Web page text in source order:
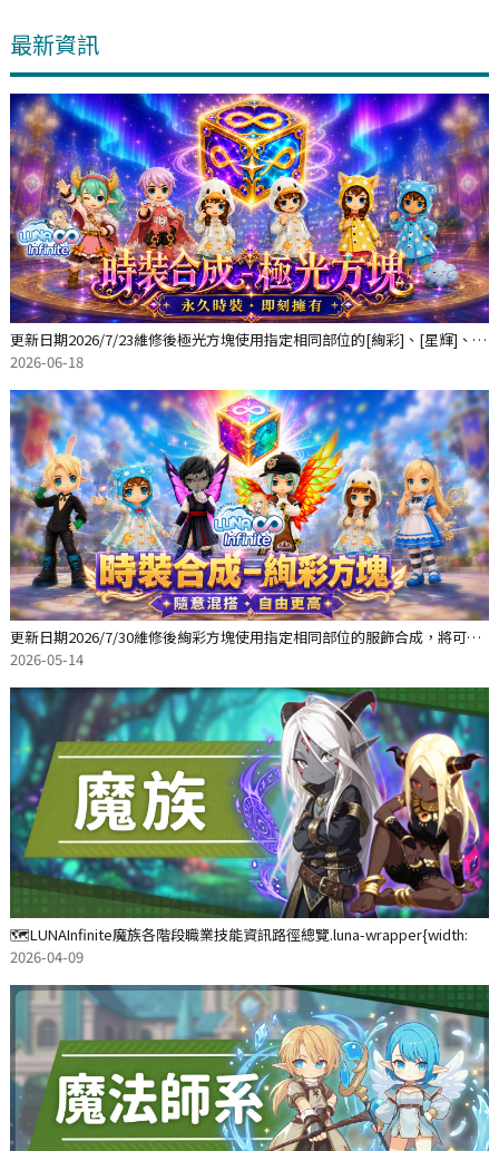
最新資訊
更新日期2026/7/23維修後極光方塊使用指定相同部位的[絢彩]、[星輝]、
[極光]服飾合成，將可
2026-06-18
更新日期2026/7/30維修後絢彩方塊使用指定相同部位的服飾合成，將可以
選擇指定15天的[絢彩]時
2026-05-14
🗺️LUNAInfinite魔族各階段職業技能資訊路徑總覽.luna-wrapper{width:
2026-04-09